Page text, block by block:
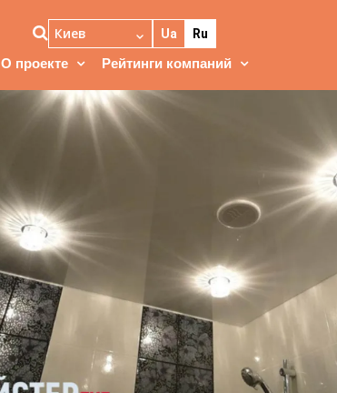
Киев Ua Ru
О проекте Рейтинги компаний